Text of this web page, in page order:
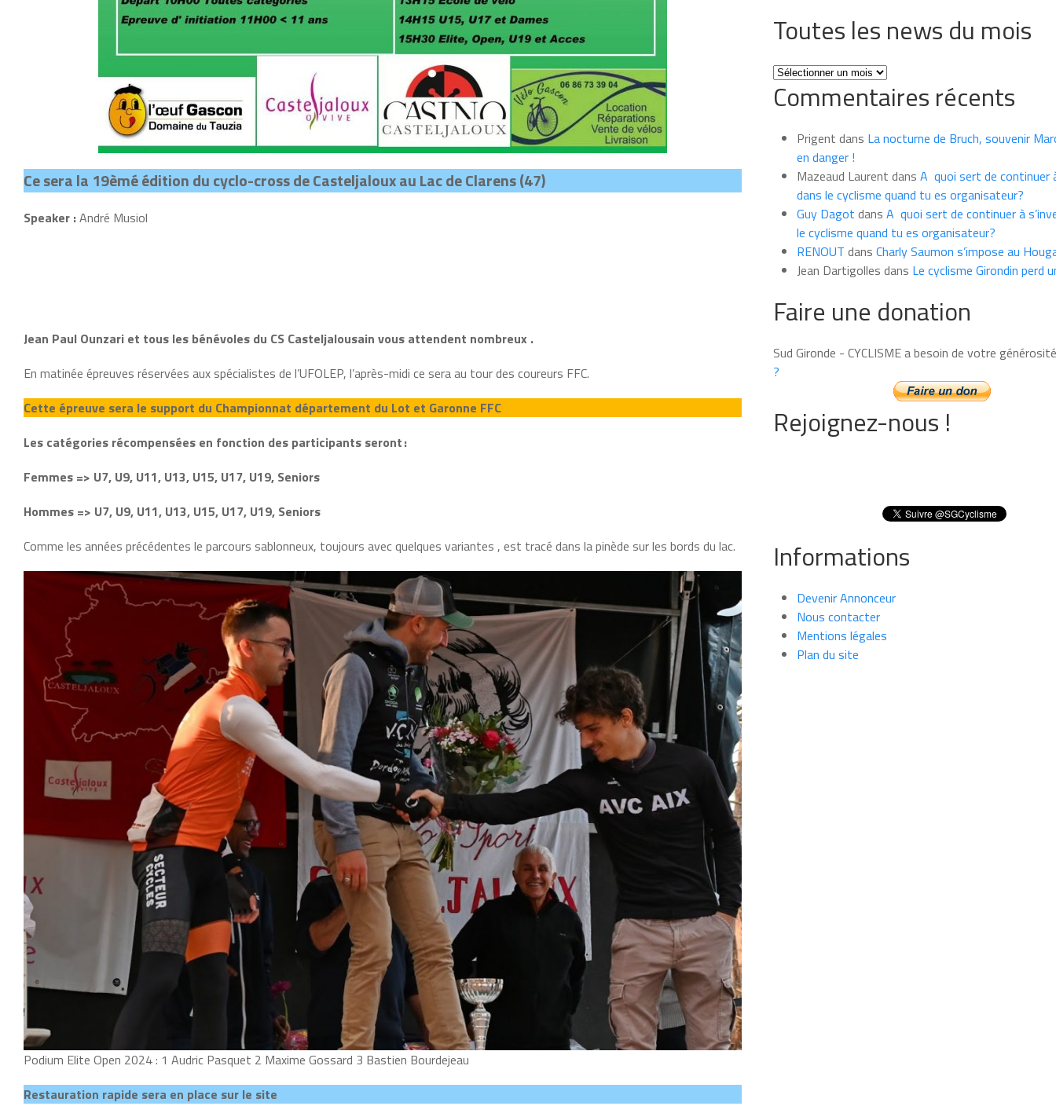
Ce sera la 19èmé édition du cyclo-cross de Casteljaloux au Lac de Clarens (47)
Speaker :André Musiol
Jean Paul Ounzari et tous les bénévoles du CS Casteljalousain vous attendent nombreux .
En matinée épreuves réservées aux spécialistes de l’UFOLEP, l’après-midi ce sera au tour des coureurs FFC.
Cette épreuve sera le support du Championnat département du Lot et Garonne FFC
Les catégories récompensées en fonction des participants seront :
Femmes => U7, U9, U11, U13, U15, U17, U19, Seniors
Hommes => U7, U9, U11, U13, U15, U17, U19, Seniors
Comme les années précédentes le parcours sablonneux, toujours avec quelques variantes , est tracé dans la pinède sur les bords du lac.
Podium Elite Open 2024 : 1 Audric Pasquet 2 Maxime Gossard 3 Bastien Bourdejeau
Restauration rapide sera en place sur le site
Toutes les news du mois
Toutes
les
news
mois
Commentaires récents
Prigent dans La nocturne de Bruch, souvenir
en danger !
Mazeaud Laurent dans A quoi sert de continuer
dans le cyclisme quand tu es organisateur?
Guy Dagot dans A quoi sert de continuer à
le cyclisme quand tu es organisateur?
RENOUT dans Charly Saumon s’impose au
Jean Dartigolles dans Le cyclisme Girondin perd
Faire une donation
Sud Gironde - CYCLISME a besoin de votre
?
Rejoignez-nous !
Informations
Devenir Annonceur
Nous contacter
Mentions légales
Plan du site